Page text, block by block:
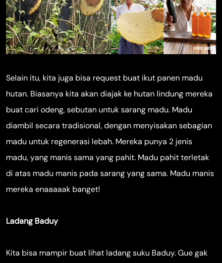
Selain itu, kita juga bisa request buat ikut panen madu
hutan. Biasanya kita akan diajak ke hutan lindung mereka
buat cari odeng, sebutan untuk sarang madu. Madu
diambil secara tradisional, dengan menyisakan sebagian
madu untuk regenerasi lebah. Mereka punya 2 jenis
madu, yang manis sama yang pahit. Madu pahit terletak
di atas madu manis pada sarang yang sama. Madu manis
mereka enaaaaak banget!
Ladang Baduy
Kita bisa mampir buat lihat ladang suku Baduy. Gue gak